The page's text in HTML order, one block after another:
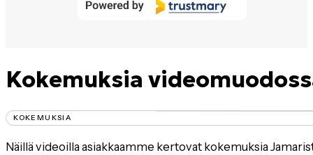
Kokemuksia
KOKEMUKSIA
Näillä videoilla asiakkaamme kertovat kokemuksia